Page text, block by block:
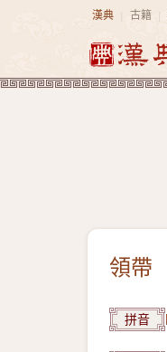
漢典 古籍
領帶
拼音